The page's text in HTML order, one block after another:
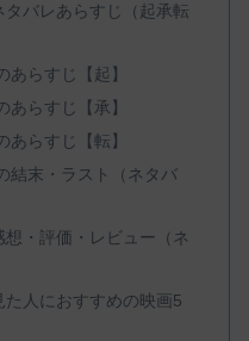
バレあらすじ（起承転
らすじ【起】
らすじ【承】
らすじ【転】
結末・ラスト（ネタバ
・評価・レビュー（ネ
人におすすめの映画5